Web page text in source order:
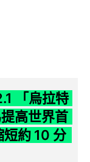
「烏拉特
高世界首
約 10 分